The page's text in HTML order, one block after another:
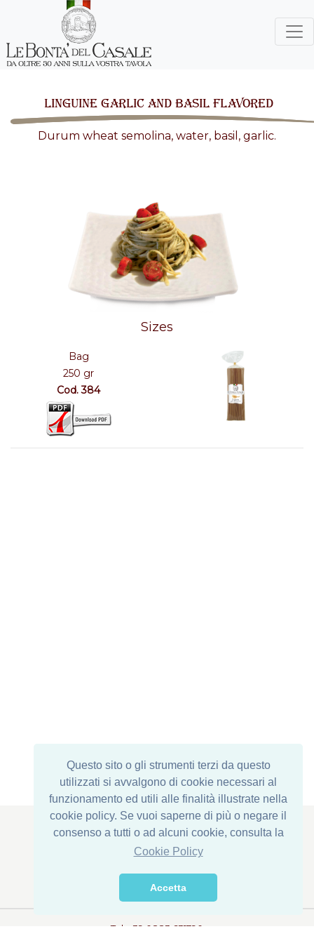
Questo sito o gli strumenti terzi da questo
utilizzati si avvalgono di cookie necessari al
funzionamento ed utili alle finalità illustrate nella
cookie policy. Se vuoi saperne di più o negare il
consenso a tutti o ad alcuni cookie, consulta la
Cookie Policy
Accetta
LINGUINE GARLIC AND BASIL FLAVORED
Durum wheat semolina, water, basil, garlic.
Sizes
Bag
250 gr
Cod. 384
Legal Address : Via Corona di Ferro, 1
Establishment: Via della Transumanza, 61/63
76015 Trinitapoli (BT) - ITALY
Tel. +39 0883 631790